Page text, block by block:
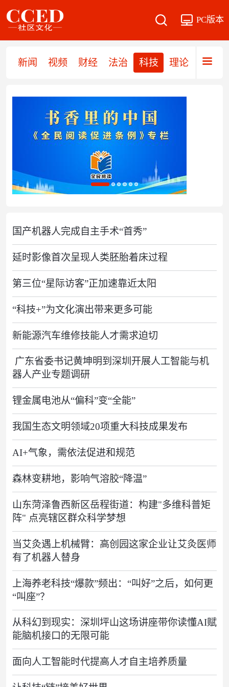
PC版本
新闻 视频 财经 法治 科技 理论 党建
国产机器人完成自主手术“首秀”
延时影像首次呈现人类胚胎着床过程
第三位“星际访客”正加速靠近太阳
“科技+”为文化演出带来更多可能
新能源汽车维修技能人才需求迫切
器人产业专题调研
锂金属电池从“偏科”变“全能”
我国生态文明领域20项重大科技成果发布
AI+气象，需依法促进和规范
森林变耕地，影响气溶胶“降温”
山东菏泽鲁西新区岳程街道：构建"多维科普矩
阵" 点亮辖区群众科学梦想
当艾灸遇上机械臂：高创园这家企业让艾灸医师
有了机器人替身
上海养老科技“爆款”频出：“叫好”之后，如何更
“叫座”？
从科幻到现实：深圳坪山这场讲座带你读懂AI赋
能脑机接口的无限可能
面向人工智能时代提高人才自主培养质量